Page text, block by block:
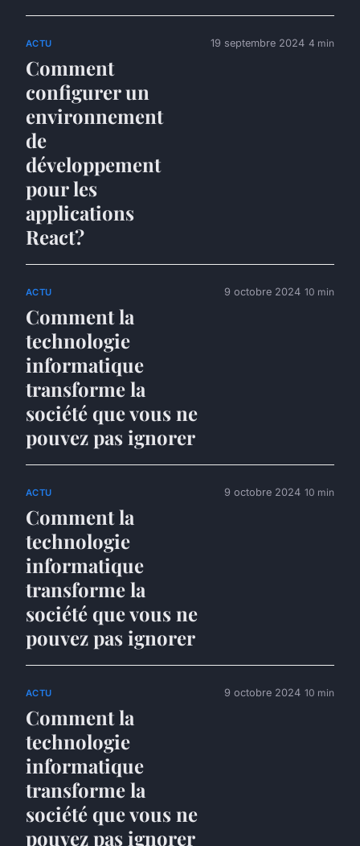
ACTU
Comment
configurer un
environnement
de
développement
pour les
applications
React?
19 septembre 2024 4 min
ACTU
Comment la
technologie
informatique
transforme la
société que vous ne
pouvez pas ignorer
9 octobre 2024 10 min
ACTU
Comment la
technologie
informatique
transforme la
société que vous ne
pouvez pas ignorer
9 octobre 2024 10 min
ACTU
Comment la
technologie
informatique
transforme la
société que vous ne
pouvez pas ignorer
9 octobre 2024 10 min